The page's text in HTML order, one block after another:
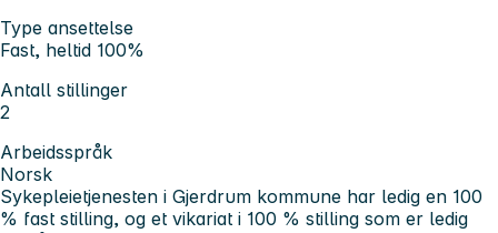
Type ansettelse
Fast, heltid 100%
Antall stillinger
2
Arbeidsspråk
Norsk
Sykepleietjenesten i Gjerdrum kommune har ledig en 100
% fast stilling, og et vikariat i 100 % stilling som er ledig